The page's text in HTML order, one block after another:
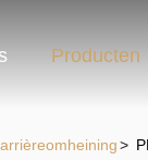
Producten
>